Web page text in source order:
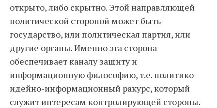
открыто, либо скрытно. Этой направляющей
политической стороной может быть
государство, или политическая партия, или
другие органы. Именно эта сторона
обеспечивает каналу защиту и
информационную философию, т.е. политико-
идейно-информационный ракурс, который
служит интересам контролирующей стороны.